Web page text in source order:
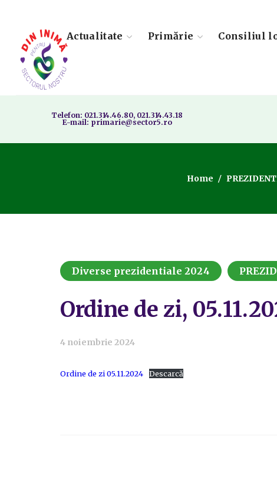
Actualitate Primărie Consiliul
Telefon: 021.314.46.80, 021.314.43.18
E-mail: primarie@sector5.ro
Home
Diverse prezidentiale 2024
Ordine de zi,
4 noiembrie 2024
Ordine de zi 05.11.2024 Descarcă